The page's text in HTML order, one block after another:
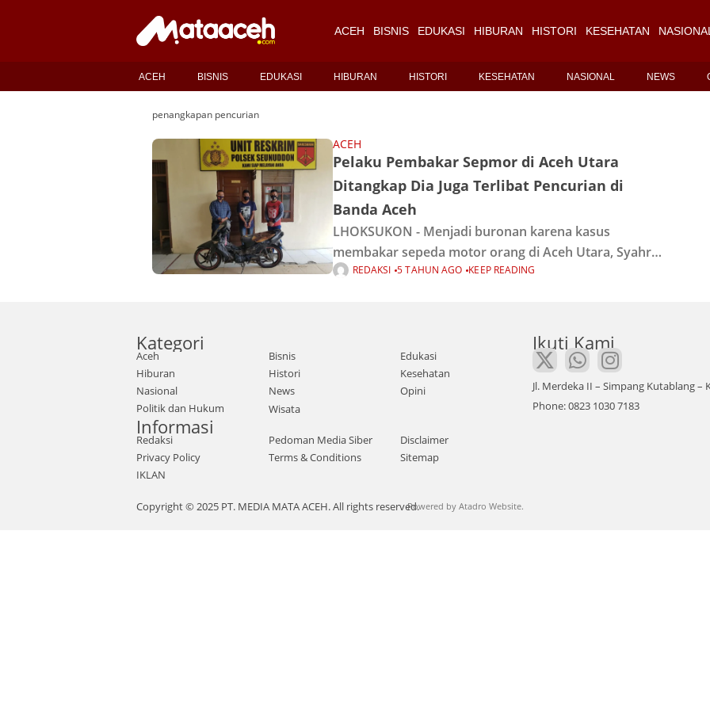
ACEH BISNIS EDUKASI HIBURAN HISTORI KESEHATAN NASIONAL
ACEH BISNIS EDUKASI HIBURAN HISTORI KESEHATAN NASIONAL NEWS
penangkapan pencurian
ACEH
Pelaku Pembakar Sepmor di Aceh Utara
Ditangkap Dia Juga Terlibat Pencurian di
Banda Aceh
LHOKSUKON - Menjadi buronan karena kasus
membakar sepeda motor orang di Aceh Utara, Syahrul,
25 tahun akhirnya diamankan ke kantor Polisi di Banda
REDAKSI 5 TAHUN AGO KEEP READING
Kategori
Aceh Bisnis
Edukasi
Hiburan
Histori
Kesehatan
Nasional
News
Opini
Politik dan Hukum
Wisata
Informasi
Redaksi Pedoman Media Siber
Disclaimer
Privacy Policy
Terms & Conditions
Sitemap
IKLAN
Ikuti Kami
Jl. Merdeka II – Simpang Kutablang –
Phone: 0823 1030 7183
Copyright © 2025 PT. MEDIA MATA ACEH. All rights reserved.Powered by Atadro Website.